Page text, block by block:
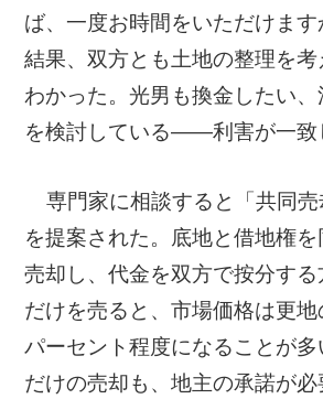
ば、一度お時間をいただけま
結果、双方とも土地の整理を
わかった。光男も換金したい
を検討している——利害が一致
専門家に相談すると「共同
を提案された。底地と借地権
売却し、代金を双方で按分す
だけを売ると、市場価格は更
パーセント程度になることが
だけの売却も、地主の承諾が